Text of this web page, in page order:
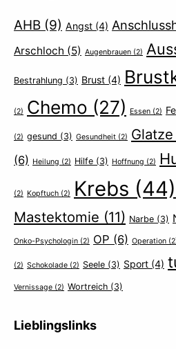
AHB (9) Angst (4)
Arschloch (5) Augenbrauen (2)
Bestrahlung (3) Brust (4)
(2) Chemo (27) Essen (2)
(2) gesund (3) Gesundheit (2) Glatze
(6) Heilung (2) Hilfe (3) Hoffnung (2)
(2) Kopftuch (2) Krebs (44)
Mastektomie (11) Narbe (3)
Onko-Psychologin (2) OP (6) Operation
(2) Schokolade (2) Seele (3) Sport (4)
Vernissage (2) Wortreich (3)
Lieblingslinks